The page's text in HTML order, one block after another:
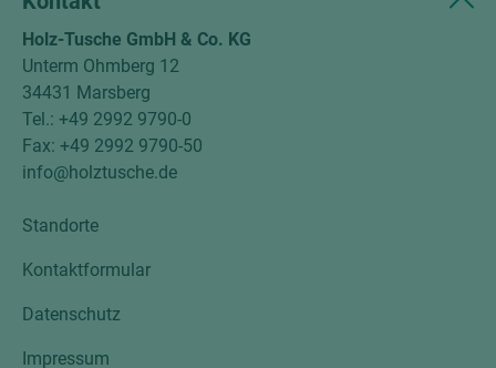
Holz-Tusche GmbH & Co. KG
Unterm Ohmberg 12
34431 Marsberg
Tel.: +49 2992 9790-0
Fax: +49 2992 9790-50
info@holztusche.de
Standorte
Kontaktformular
Datenschutz
Impressum